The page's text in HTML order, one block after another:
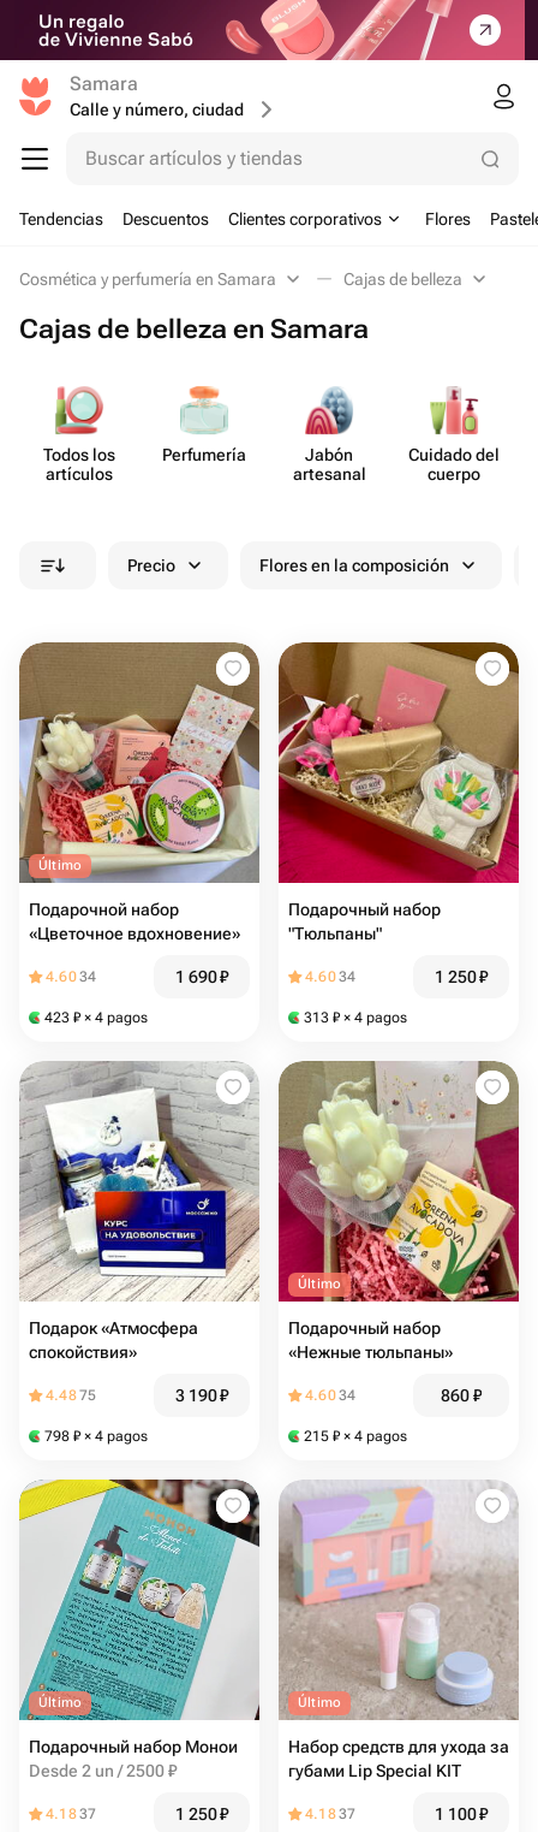
Samara
Calle y número, ciudad
Buscar artículos y tiendas
Tendencias Descuentos Clientes corporativos Flores
Cosmética y perfumería en Samara Cajas de belleza
Cajas de belleza en Samara
Todos los
artículos
Perf​umería
Jabón
artesanal
Cuidado del
cuerpo
Precio Flores en la composición
Último
Подарочной набор
«Цветочное вдохновение»
4.6034 1 690₽
423 ₽ × 4 pagos
Подарочный набор
"Тюльпаны"
4.6034 1 250₽
313 ₽ × 4 pagos
Подарок «Атмосфера
спокойствия»
4.4875 3 190₽
798 ₽ × 4 pagos
Último
Подарочный набор
«Нежные тюльпаны»
4.6034 860₽
215 ₽ × 4 pagos
Último
Подарочный набор Монои
Desde 2 un / 2500 ₽
4.1837 1 250₽
Último
Набор средств для ухода за
губами Lip Special KIT
4.1837 1 100₽